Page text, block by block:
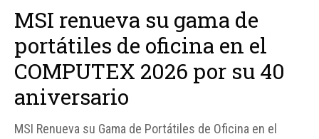
MSI renueva su gama de
portátiles de oficina en el
COMPUTEX 2026 por su 40
aniversario
MSI Renueva su Gama de Portátiles de Oficina en el